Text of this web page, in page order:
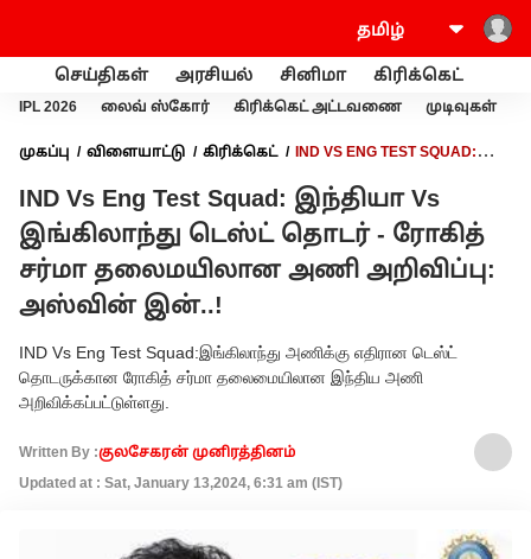
செய்திகள் அரசியல் சினிமா கிரிக்கெட்
IPL 2026 லைவ் ஸ்கோர் கிரிக்கெட் அட்டவணை முடிவுகள்
முகப்பு விளையாட்டு கிரிக்கெட்
IND VS ENG TEST SQUAD:
தலைமயிலான அணி அறிவிப்பு: அஸ்வின் இன்..!
IND Vs Eng Test Squad: இந்தியா Vs
இங்கிலாந்து டெஸ்ட் தொடர் - ரோகித்
சர்மா தலைமயிலான அணி அறிவிப்பு:
அஸ்வின் இன்..!
IND Vs Eng Test Squad:இங்கிலாந்து அணிக்கு எதிரான டெஸ்ட்
தொடருக்கான ரோகித் சர்மா தலைமையிலான இந்திய அணி
அறிவிக்கப்பட்டுள்ளது.
Written By :குலசேகரன் முனிரத்தினம்
Updated at : Sat, January 13,2024, 6:31 am (IST)